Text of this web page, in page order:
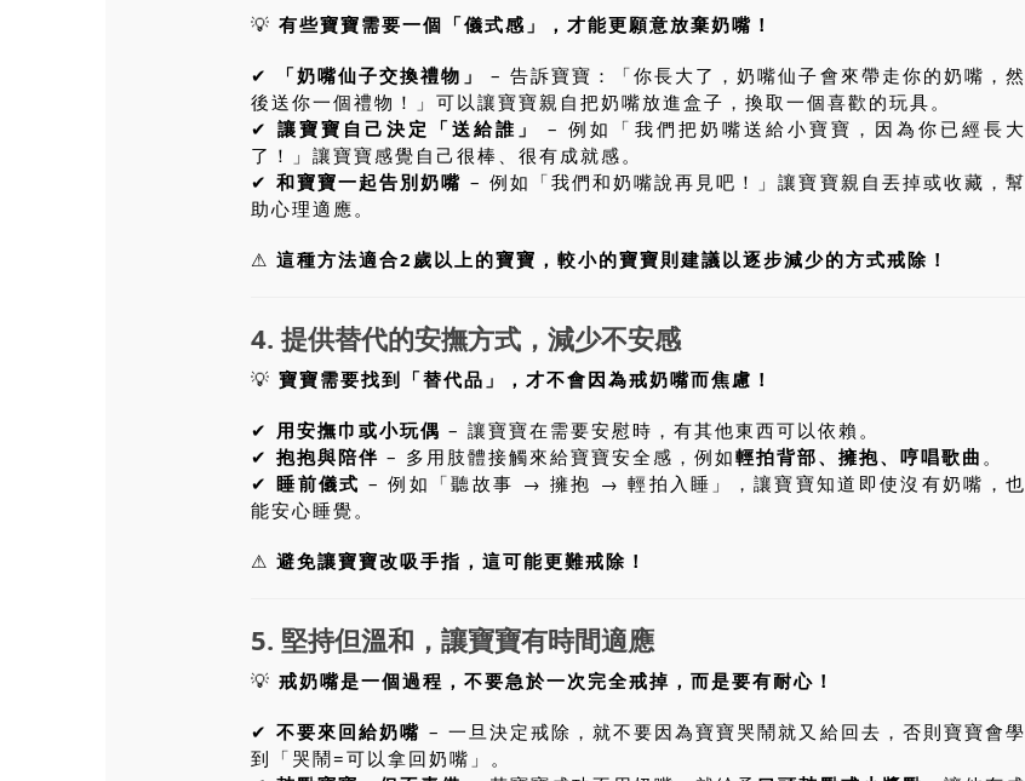
💡 有些寶寶需要一個「儀式感」，才能更願意放棄奶嘴！
✔ 「奶嘴仙子交換禮物」
– 告訴寶寶：「你長大了，奶嘴仙子會來帶走你的奶嘴，然
後送你一個禮物！」可以讓寶寶親自把奶嘴放進盒子，換取一個喜歡的玩具。
✔讓寶寶自己決定「送給誰」
– 例如「我們把奶嘴送給小寶寶，因為你已經長大
了！」讓寶寶感覺自己很棒、很有成就感。
✔和寶寶一起告別奶嘴 – 例如「我們和奶嘴說再見吧！」讓寶寶親自丟掉或收藏，幫
助心理適應。
⚠ 這種方法適合2歲以上的寶寶，較小的寶寶則建議以逐步減少的方式戒除！
4. 提供替代的安撫方式，減少不安感
💡 寶寶需要找到「替代品」，才不會因為戒奶嘴而焦慮！
✔ 用安撫巾或小玩偶 – 讓寶寶在需要安慰時，有其他東西可以依賴。
✔ 抱抱與陪伴 – 多用肢體接觸來給寶寶安全感，例如輕拍背部、擁抱、哼唱歌曲 。
✔睡前儀式 – 例如「聽故事 → 擁抱 → 輕拍入睡」，讓寶寶知道即使沒有奶嘴，也
能安心睡覺。
⚠ 避免讓寶寶改吸手指，這可能更難戒除！
5. 堅持但溫和，讓寶寶有時間適應
💡 戒奶嘴是一個過程，不要急於一次完全戒掉，而是要有耐心！
✔不要來回給奶嘴 – 一旦決定戒除，就不要因為寶寶哭鬧就又給回去，否則寶寶會學
到「哭鬧=可以拿回奶嘴」。